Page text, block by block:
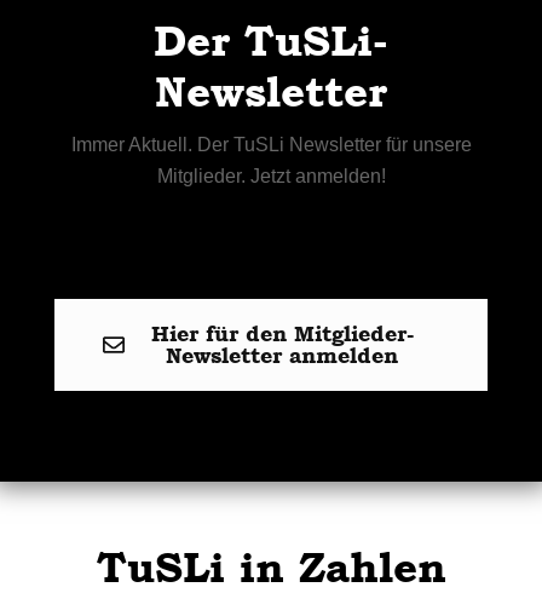
Der TuSLi-
Newsletter
Immer Aktuell. Der TuSLi Newsletter für unsere
Mitglieder. Jetzt anmelden!
Hier für den Mitglieder-
Newsletter anmelden
TuSLi in Zahlen